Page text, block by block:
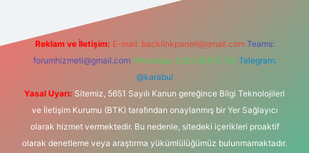
Reklam ve İletişim: E-mail: backlinkpaneli@gmail.com Teams:
forumhizmeti@gmail.com Whatsapp: 0262 606 0 726 Telegram:
@karabul
Yasal Uyarı: Sitemiz, 5651 Sayılı Kanun gereğince Bilgi Teknolojileri
ve İletişim Kurumu (BTK) tarafından onaylanmış bir Yer Sağlayıcı
olarak hizmet vermektedir. Bu nedenle, sitedeki içerikleri proaktif
olarak denetleme veya araştırma yükümlülüğümüz bulunmamaktadır.